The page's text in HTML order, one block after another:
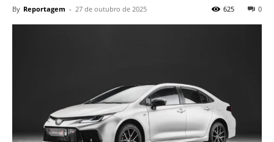
By Reportagem - 27 de outubro de 2025 0
625